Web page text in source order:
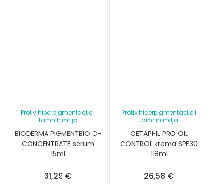
Protiv hiperpigmentacije i
tamnih mrlja
BIODERMA PIGMENTBIO C-
CONCENTRATE serum
15ml
31,29 €
Protiv hiperpigmentacije i
tamnih mrlja
CETAPHIL PRO OIL
CONTROL krema SPF30
118ml
26,58 €